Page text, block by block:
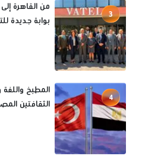
3
من القاهرة
بوابة جديدة
4
المطبخ واللغة
الثقافتين